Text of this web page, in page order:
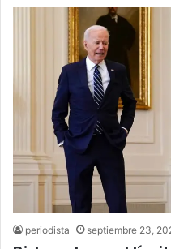
periodista septiembre 23,